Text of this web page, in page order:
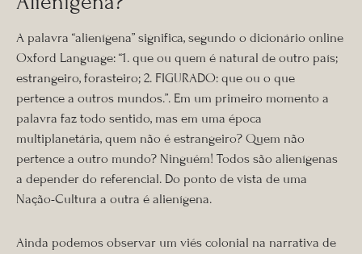
A palavra “alienígena” significa, segundo o dicionário online
Oxford Language: “1. que ou quem é natural de outro país;
estrangeiro, forasteiro; 2. FIGURADO: que ou o que
pertence a outros mundos.”. Em um primeiro momento a
palavra faz todo sentido, mas em uma época
multiplanetária, quem não é estrangeiro? Quem não
pertence a outro mundo? Ninguém! Todos são alienígenas
a depender do referencial. Do ponto de vista de uma
Nação-Cultura a outra é alienígena.
Ainda podemos observar um viés colonial na narrativa de